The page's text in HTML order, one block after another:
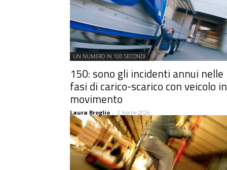
UN NUMERO IN 100 SECONDI
150: sono gli incidenti annui nelle
fasi di carico-scarico con veicolo in
movimento
Laura Broglio - 2 Aprile 2026